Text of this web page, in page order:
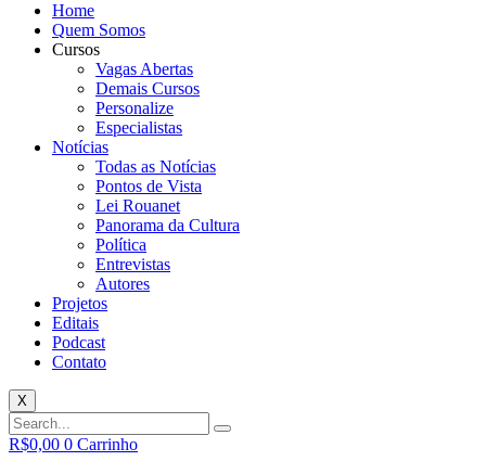
Home
Quem Somos
Cursos
Vagas Abertas
Demais Cursos
Personalize
Especialistas
Notícias
Todas as Notícias
Pontos de Vista
Lei Rouanet
Panorama da Cultura
Política
Entrevistas
Autores
Projetos
Editais
Podcast
Contato
X
R$0,00 0 Carrinho